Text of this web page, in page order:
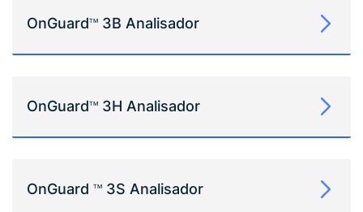
OnGuardTM 3B Analisador
OnGuardTM 3H Analisador
OnGuard TM 3S Analisador